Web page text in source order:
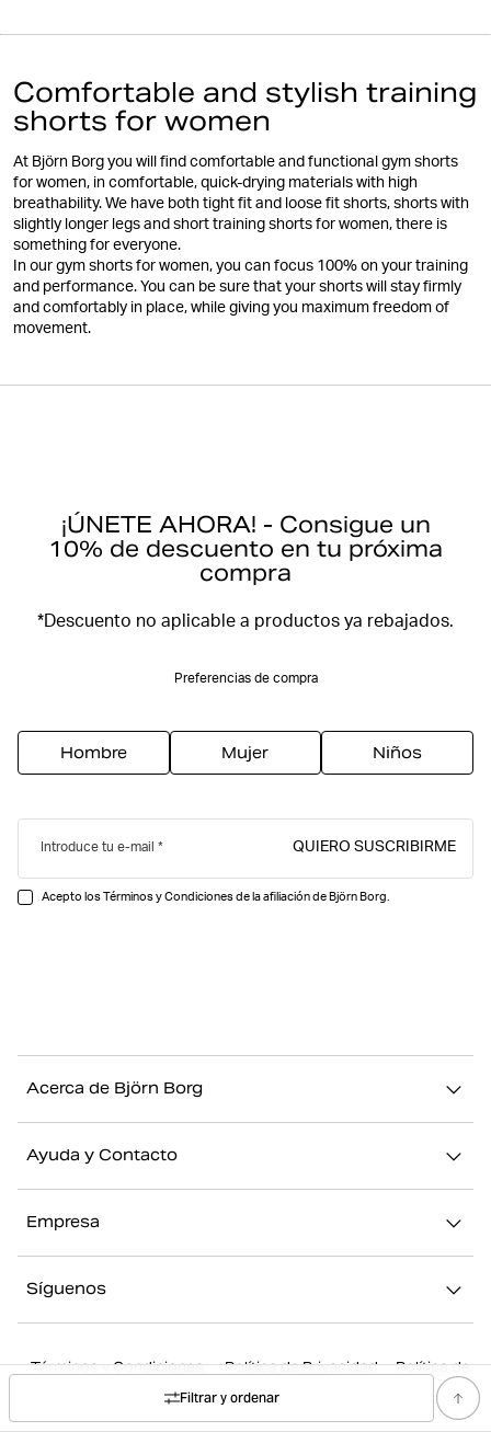
Filtrar y ordenar
Comfortable and stylish training
shorts for women
At Björn Borg you will find comfortable and functional gym shorts
for women, in comfortable, quick-drying materials with high
breathability. We have both tight fit and loose fit shorts, shorts with
slightly longer legs and short training shorts for women, there is
something for everyone.
In our gym shorts for women, you can focus 100% on your training
and performance. You can be sure that your shorts will stay firmly
and comfortably in place, while giving you maximum freedom of
movement.
¡ÚNETE AHORA! - Consigue un
10% de descuento en tu próxima
compra
*Descuento no aplicable a productos ya rebajados.
Preferencias de compra
Hombre Mujer Niños
Introduce tu e-mail QUIERO SUSCRIBIRME
Acepto los Términos y Condiciones de la afiliación de Björn Borg.
Acerca de Björn Borg
Stories
Nuestras Tiendas
Ayuda y Contacto
Devolución/Reclamación
Mi cuenta
Empresa
Síguenos
Facebook
Términos y Condiciones Política de Privacidad
Política de